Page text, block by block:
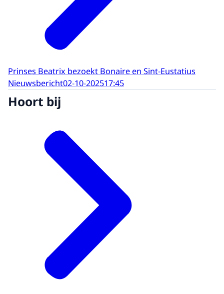
Prinses Beatrix bezoekt Bonaire en Sint-Eustatius
Nieuwsbericht02-10-202517:45
Hoort bij